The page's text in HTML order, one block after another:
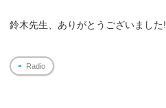
鈴木先生、ありがとうございました!
Radio